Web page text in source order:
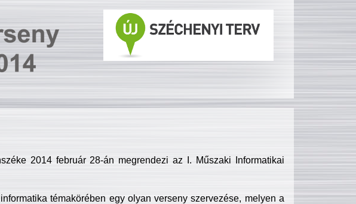
2014 február 28-án megrendezi az I. Műszaki Informatikai
témakörében egy olyan verseny szervezése, melyen a